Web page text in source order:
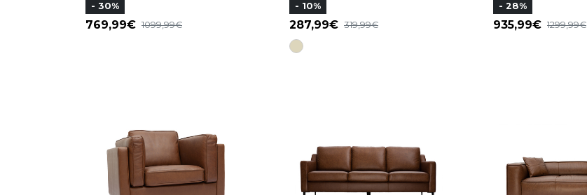
- 30%
769,99 1099,99
- 10%
287,99 319,99
- 28%
935,99 1299,99